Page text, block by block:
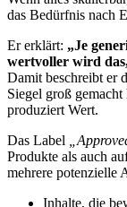
das Bedürfnis nach
Er erklärt: „Je
wertvoller wird
Damit beschreibt er
Siegel groß
produziert Wert.
Das Label
Produkte als auch
mehrere potenzielle
Inhalte, die